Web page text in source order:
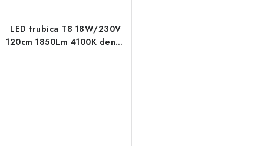
LED trubica T8 18W/230V
120cm 1850Lm 4100K denná